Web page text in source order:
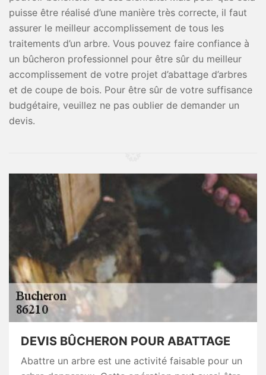
puisse être réalisé d’une manière très correcte, il faut
assurer le meilleur accomplissement de tous les
traitements d’un arbre. Vous pouvez faire confiance à
un bûcheron professionnel pour être sûr du meilleur
accomplissement de votre projet d’abattage d’arbres
et de coupe de bois. Pour être sûr de votre suffisance
budgétaire, veuillez ne pas oublier de demander un
devis.
DEVIS BÛCHERON POUR ABATTAGE
Abattre un arbre est une activité faisable pour un